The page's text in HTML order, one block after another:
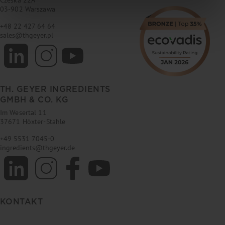
03-902 Warszawa
+48 22 427 64 64
sales@thgeyer.pl
TH. GEYER INGREDIENTS
GMBH & CO. KG
Im Wesertal 11
37671 Höxter-Stahle
+49 5531 7045-0
ingredients@thgeyer.de
KONTAKT